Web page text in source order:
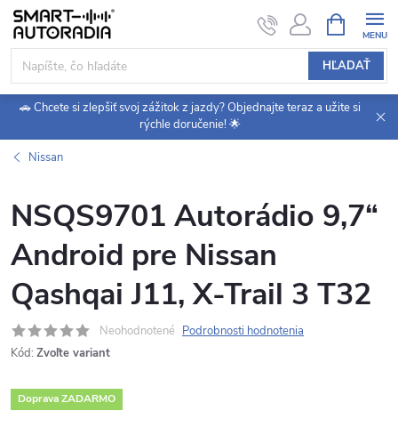
Prejsť
obsah
HĽADAŤ
KOŠÍK
🚗 Chcete si zlepšiť svoj zážitok z jazdy? Objednajte teraz a užite si
rýchle doručenie! 🌟
Nissan
NSQS9701 Autorádio 9,7“
Android pre Nissan
Qashqai J11, X-Trail 3 T32
Neohodnotené Podrobnosti hodnotenia
Kód: Zvoľte variant
Doprava ZADARMO